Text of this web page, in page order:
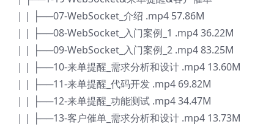
| | ├──07-WebSocket_介绍 .mp4 57.86M
| | ├──08-WebSocket_入门案例_1 .mp4 36.22M
| | ├──09-WebSocket_入门案例_2 .mp4 83.25M
| | ├──10-来单提醒_需求分析和设计 .mp4 13.60M
| | ├──11-来单提醒_代码开发 .mp4 69.82M
| | ├──12-来单提醒_功能测试 .mp4 34.47M
| | ├──13-客户催单_需求分析和设计 .mp4 13.73M